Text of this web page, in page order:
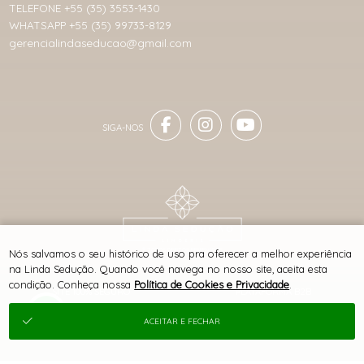
SITE 100% SEGURO PLATAFORMA B2B
TELEFONE +55 (35) 3553-1430
WHATSAPP +55 (35) 99733-8129
gerencialindaseducao@gmail.com
® TODOS DIREITOS RESERVADOS
Nós salvamos o seu histórico de uso pra oferecer a melhor experiência
na Linda Sedução. Quando você navega no nosso site, aceita esta
condição. Conheça nossa Política de Cookies e Privacidade
ACEITAR E FECHAR